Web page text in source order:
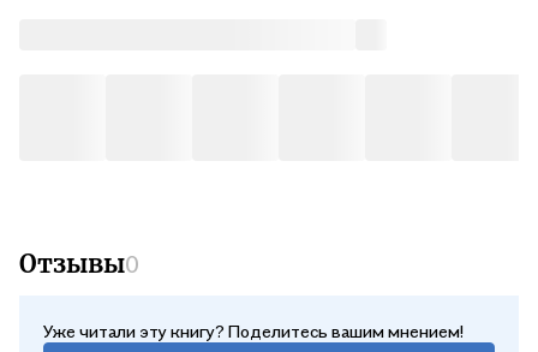
Отзывы0
Уже читали эту книгу? Поделитесь вашим мнением!